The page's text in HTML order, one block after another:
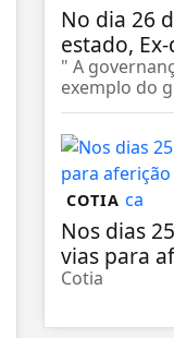
No dia 26
estado,
" A
exemplo do
COTIA
Nos dias
vias para
Cotia